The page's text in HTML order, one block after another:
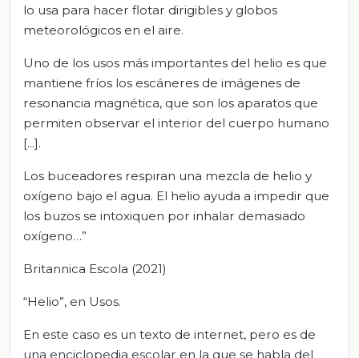
lo usa para hacer flotar dirigibles y globos
meteorológicos en el aire.
Uno de los usos más importantes del helio es que
mantiene fríos los escáneres de imágenes de
resonancia magnética, que son los aparatos que
permiten observar el interior del cuerpo humano
[...].
Los buceadores respiran una mezcla de helio y
oxígeno bajo el agua. El helio ayuda a impedir que
los buzos se intoxiquen por inhalar demasiado
oxígeno…”
Britannica Escola (2021)
“Helio”, en Usos.
En este caso es un texto de internet, pero es de
una enciclopedia escolar en la que se habla del